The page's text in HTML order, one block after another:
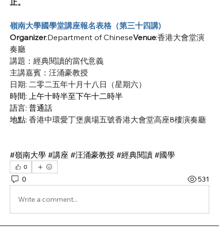
止。
嶺南大學國學堂講座報名表格（第三十四講)
Organizer:Department of ChineseVenue:香港大會堂演
奏廳
講題：經典閱讀的當代意義
主講嘉賓：汪涌豪教授
日期: 二零二五年十月十八日（星期六）
時間: 上午十時半至下午十二時半
語言: 普通話
地點: 香港中環愛丁堡廣場五號香港大會堂高座8樓演奏廳
#嶺南大學 #講座 #汪涌豪教授 #經典閱讀 #國學
0
0 531
Write a comment...